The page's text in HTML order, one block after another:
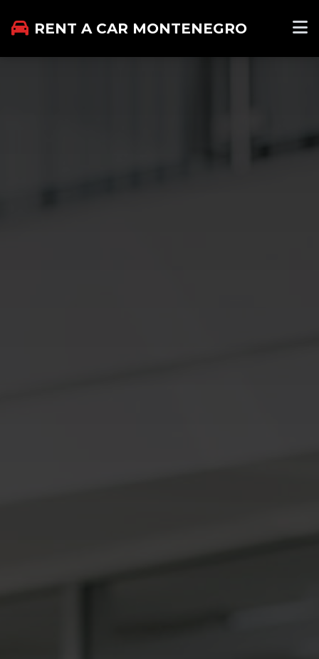
RENT A CAR MONTENEGRO